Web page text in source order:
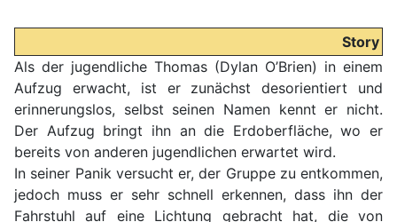
Story
Als der jugendliche Thomas (Dylan O’Brien) in einem
Aufzug erwacht, ist er zunächst desorientiert und
erinnerungslos, selbst seinen Namen kennt er nicht.
Der Aufzug bringt ihn an die Erdoberfläche, wo er
bereits von anderen jugendlichen erwartet wird.
In seiner Panik versucht er, der Gruppe zu entkommen,
jedoch muss er sehr schnell erkennen, dass ihn der
Fahrstuhl auf eine Lichtung gebracht hat, die von